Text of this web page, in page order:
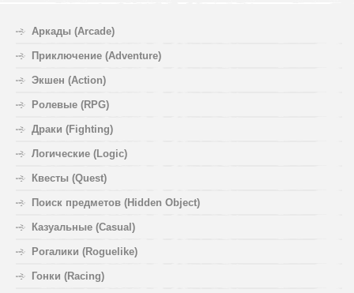
Аркады (Arcade)
Приключение (Adventure)
Экшен (Action)
Ролевые (RPG)
Драки (Fighting)
Логические (Logic)
Квесты (Quest)
Поиск предметов (Hidden Object)
Казуальные (Casual)
Рогалики (Roguelike)
Гонки (Racing)